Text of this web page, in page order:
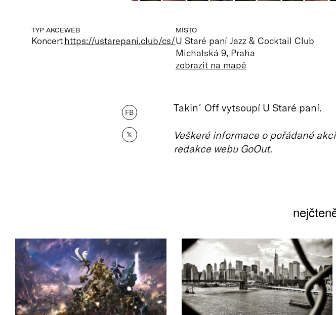
TYP AKCE
Koncert
WEB
https://ustarepani.club/cs/
MÍSTO
U Staré paní Jazz & Cocktail Club
Michalská 9, Praha
zobrazit na mapě
FB
𝕏
Takin´Off vytsoupí U Staré paní.
Veškeré informace o pořádané
redakce webu GoOut.